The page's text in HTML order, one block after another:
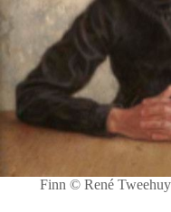
Finn © René